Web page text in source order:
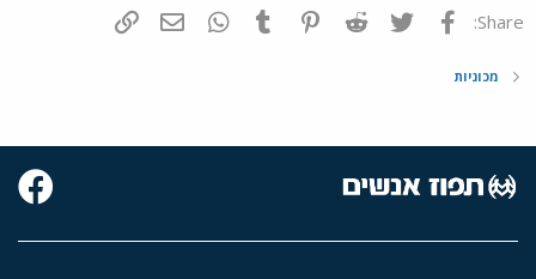
Share: פייסבוק Twitter
Reddit
Pinterest
Tumblr
WhatsAppדואר אלקטרוני
מכוניות